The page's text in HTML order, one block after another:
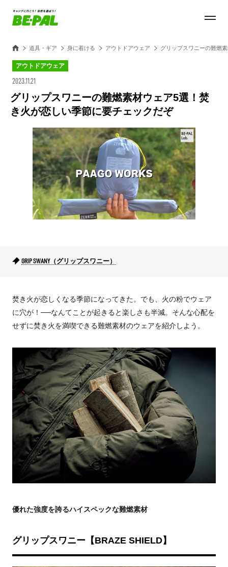
道具・ギア 身に着ける アウトドアウェア グリップスワニーの難燃
アウトドアウェア
2023.11.21
グリップスワニーの難燃素材ウェア5選！焚
き火が恋しい季節に要チェックだぞ
GRIP SWANY（グリップスワニー）
焚き火が恋しくなる季節になってきた。でも、火の粉でウェア
に穴が！──なんてことが起きると楽しさも半減。そんな心配を
せずに焚き火を満喫できる難燃素材のウェアを紹介しよう。
優れた強度を誇るハイスペックな難燃素材
グリップスワニー【BRAZE SHIELD】